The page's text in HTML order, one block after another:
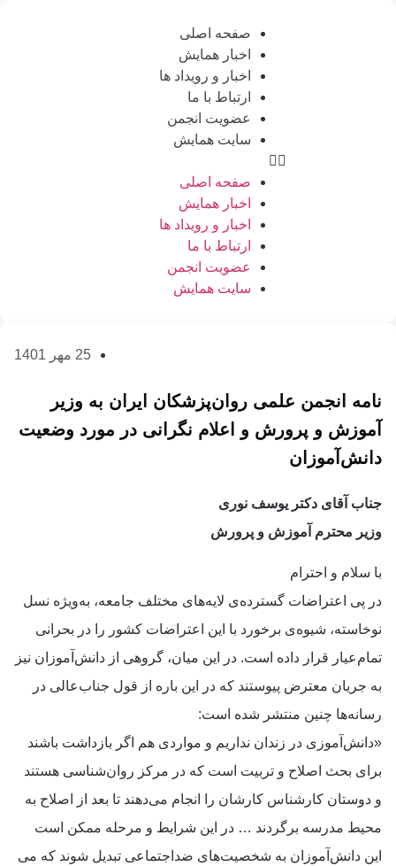
صفحه اصلی
اخبار همایش
اخبار و رویداد ها
ارتباط با ما
عضویت انجمن
سایت همایش
صفحه اصلی
اخبار همایش
اخبار و رویداد ها
ارتباط با ما
عضویت انجمن
سایت همایش
25 مهر 1401
نامه انجمن علمی روان‌پزشکان ایران به وزیر
آموزش و پرورش و اعلام نگرانی در مورد وضعیت
دانش‌آموزان
جناب آقای دکتر یوسف نوری
وزیر محترم آموزش و پرورش
با سلام و احترام
در پی اعتراضات گسترده‌ی لایه‌های مختلف جامعه، به‌ویژه نسل
نوخاسته‌، شیوه‌ی برخورد با این اعتراضات کشور را در بحرانی
تمام‌عیار قرار داده است. در این میان، گروهی از دانش‌آموزان نیز
به جریان معترض پیوستند که در این باره از قول جناب‌عالی در
رسانه‌ها چنین منتشر شده است:
«دانش‌آموزی در زندان نداریم و مواردی هم اگر بازداشت باشند
برای بحث اصلاح و تربیت است که در مرکز روان‌شناسی هستند
و دوستان کارشناس کارشان را انجام می‌دهند تا بعد از اصلاح به
محیط مدرسه برگردند … در این شرایط و مرحله ممکن است
این دانش‌آموزان به شخصیت‌های ضداجتماعی تبدیل شوند که می